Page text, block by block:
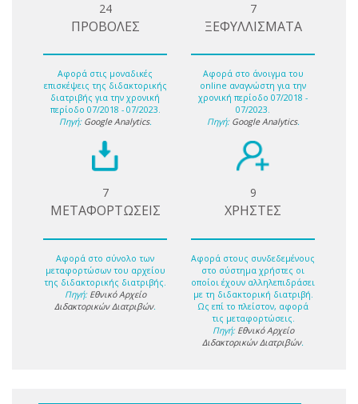
24
ΠΡΟΒΟΛΕΣ
Αφορά στις μοναδικές
επισκέψεις της διδακτορικής
διατριβής για την χρονική
περίοδο 07/2018 - 07/2023.
Πηγή: Google Analytics.
7
ΞΕΦΥΛΛΙΣΜΑΤΑ
Αφορά στο άνοιγμα του
online αναγνώστη για την
χρονική περίοδο 07/2018 -
07/2023.
Πηγή: Google Analytics.
7
ΜΕΤΑΦΟΡΤΩΣΕΙΣ
Αφορά στο σύνολο των
μεταφορτώσων του αρχείου
της διδακτορικής διατριβής.
Πηγή: Εθνικό Αρχείο
Διδακτορικών Διατριβών.
9
ΧΡΗΣΤΕΣ
Αφορά στους συνδεδεμένους
στο σύστημα χρήστες οι
οποίοι έχουν αλληλεπιδράσει
με τη διδακτορική διατριβή.
Ως επί το πλείστον, αφορά
τις μεταφορτώσεις.
Πηγή: Εθνικό Αρχείο
Διδακτορικών Διατριβών.